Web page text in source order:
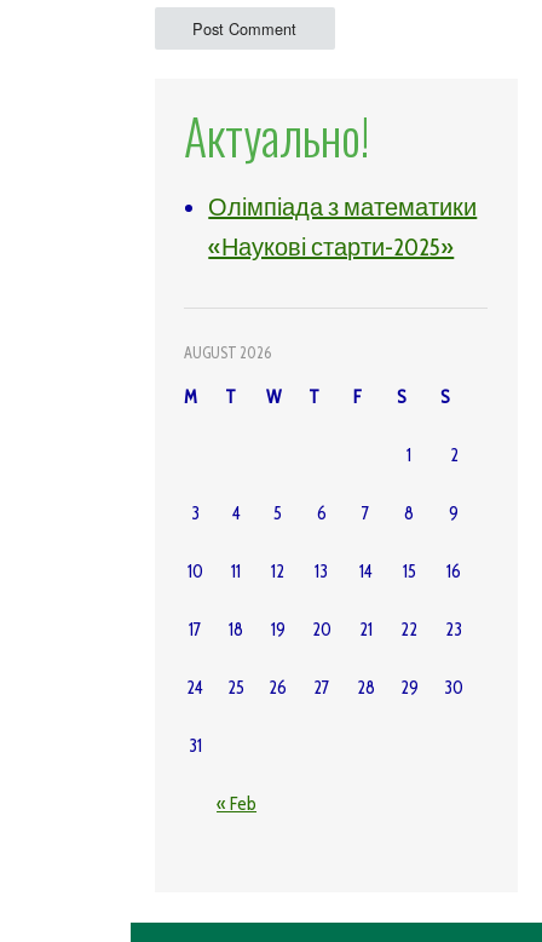
Актуально!
Олімпіада з математики
«Наукові старти-2025»
AUGUST 2026
M T W T F S S
« Feb
1 2
3 4 5 6 7 8 9
10 11 12 13 14 15 16
17 18 19 20 21 22 23
24 25 26 27 28 29 30
31